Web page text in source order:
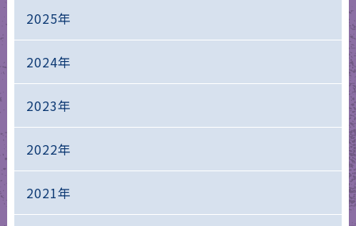
2025年
2024年
2023年
2022年
2021年